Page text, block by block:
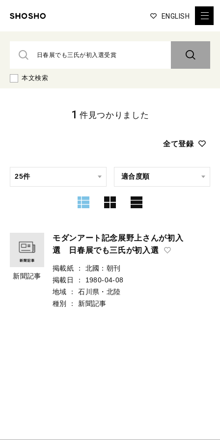
ENGLISH
本文検索
全て登録
1 件見つかりました
新聞記事
モダンアート記念展野上さんが初入
選 日春展でも三氏が初入選
掲載紙 ：
北國：朝刊
掲載日
：
1980-04-08
地域
：
石川県・北陸
種別
： 新聞記事